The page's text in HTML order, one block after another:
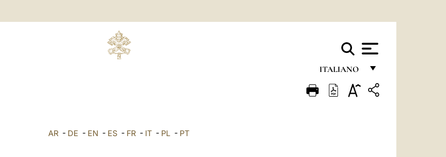
ITALIANO
FRANÇAIS
AR - DE - EN - ES - FR - IT - PL - PT